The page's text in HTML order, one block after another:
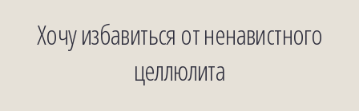
Хочу избавиться от ненавистного
целлюлита